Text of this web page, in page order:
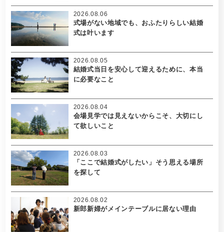
式場がない地域でも、おふたりらしい結婚
式は叶います
2026.08.06
結婚式当日を安心して迎えるために、本当
に必要なこと
2026.08.05
会場見学では見えないからこそ、大切にし
て欲しいこと
2026.08.04
「ここで結婚式がしたい」そう思える場所
を探して
2026.08.03
新郎新婦がメインテーブルに居ない理由
2026.08.02